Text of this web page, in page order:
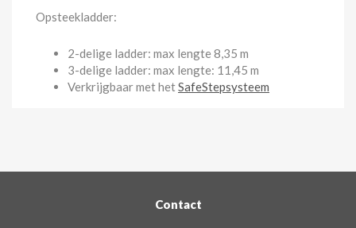
Opsteekladder:
2-delige ladder: max lengte 8,35 m
3-delige ladder: max lengte: 11,45 m
Verkrijgbaar met hetSafeStepsysteem
Contact